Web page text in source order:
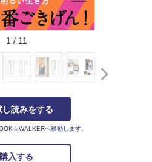
1 / 11
し読みをする
へ移動します。
購入する